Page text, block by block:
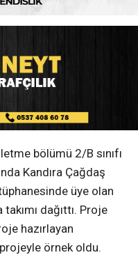
bölümü 2/B sınıfı
Kandıra Çağdaş
üye olan
dağıttı. Proje
hazırlayan
örnek oldu.